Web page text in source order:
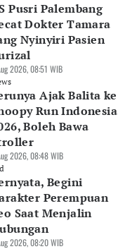
Pusri Palembang
Dokter Tamara
Nyinyiri Pasien
2026, 08:51 WIB
Ajak Balita ke
Run Indonesia
Boleh Bawa
2026, 08:48 WIB
Begini
Perempuan
Saat Menjalin
2026, 08:20 WIB